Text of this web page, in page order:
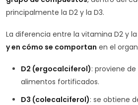
principalmente la D2 y la D3.
La diferencia entre la vitamina D2 y
y en cómo se comportan en el
D2 (ergocalciferol): proviene
alimentos fortificados.
D3 (colecalciferol): se obtiene